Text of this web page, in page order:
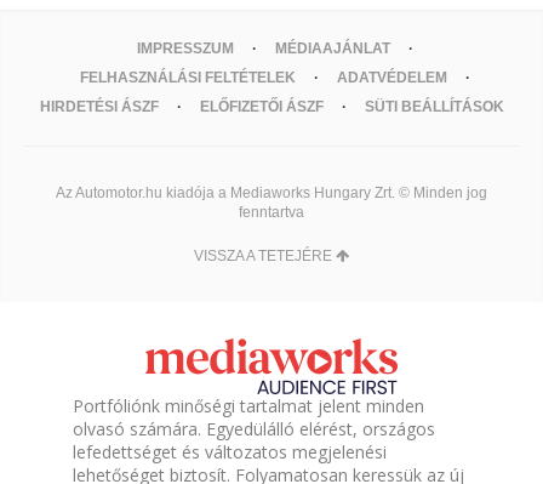
IMPRESSZUM
MÉDIAAJÁNLAT
FELHASZNÁLÁSI FELTÉTELEK
ADATVÉDELEM
HIRDETÉSI ÁSZF
ELŐFIZETŐI ÁSZF SÜTI BEÁLLÍTÁSOK
Az Automotor.hu kiadója a Mediaworks Hungary Zrt. © Minden jog
fenntartva
VISSZA A TETEJÉRE
Portfóliónk minőségi tartalmat jelent minden
olvasó számára. Egyedülálló elérést, országos
lefedettséget és változatos megjelenési
lehetőséget biztosít. Folyamatosan keressük az új